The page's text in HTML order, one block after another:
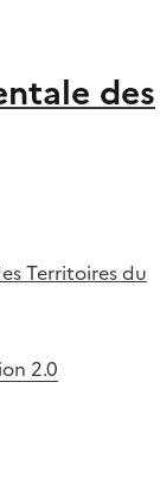
des
Territoires du
2.0